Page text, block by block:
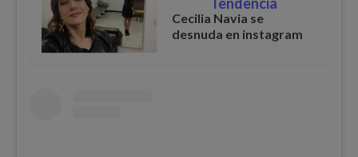
Cecilia Navia se
desnuda en instagram